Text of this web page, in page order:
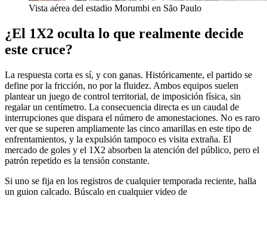
Vista aérea del estadio Morumbi en São Paulo
¿El 1X2 oculta lo que realmente decide
este cruce?
La respuesta corta es sí, y con ganas. Históricamente, el partido se
define por la fricción, no por la fluidez. Ambos equipos suelen
plantear un juego de control territorial, de imposición física, sin
regalar un centímetro. La consecuencia directa es un caudal de
interrupciones que dispara el número de amonestaciones. No es raro
ver que se superen ampliamente las cinco amarillas en este tipo de
enfrentamientos, y la expulsión tampoco es visita extraña. El
mercado de goles y el 1X2 absorben la atención del público, pero el
patrón repetido es la tensión constante.
Si uno se fija en los registros de cualquier temporada reciente, halla
un guion calcado. Búscalo en cualquier video de